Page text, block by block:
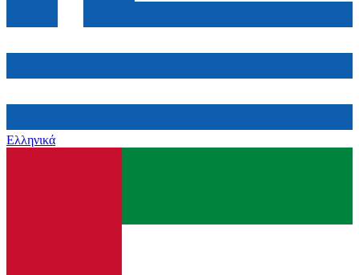
Ελληνικά